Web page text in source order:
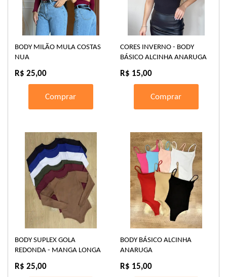
BODY MILÃO MULA COSTAS
NUA
R$ 25,00
Comprar
CORES INVERNO - BODY
BÁSICO ALCINHA ANARUGA
R$ 15,00
Comprar
BODY SUPLEX GOLA
REDONDA - MANGA LONGA
R$ 25,00
BODY BÁSICO ALCINHA
ANARUGA
R$ 15,00